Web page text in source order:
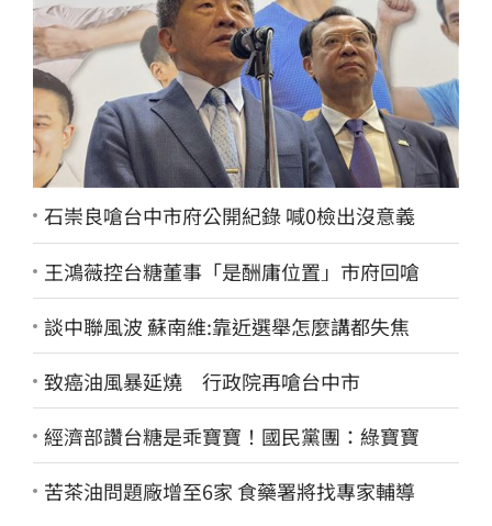
石崇良嗆台中市府公開紀錄 喊0檢出沒意義
王鴻薇控台糖董事「是酬庸位置」市府回嗆
談中聯風波 蘇南維:靠近選舉怎麼講都失焦
致癌油風暴延燒 行政院再嗆台中市
經濟部讚台糖是乖寶寶！國民黨團：綠寶寶
苦茶油問題廠增至6家 食藥署將找專家輔導